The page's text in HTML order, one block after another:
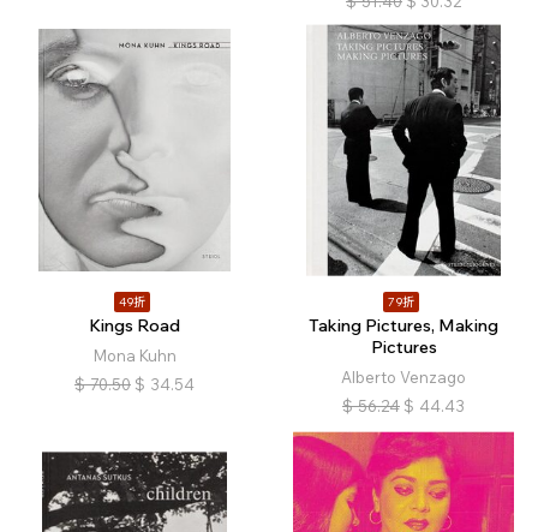
49折
Kings Road
Mona Kuhn
$ 70.50 $ 34.54
79折
Taking Pictures, Making
Pictures
Alberto Venzago
$ 56.24 $ 44.43